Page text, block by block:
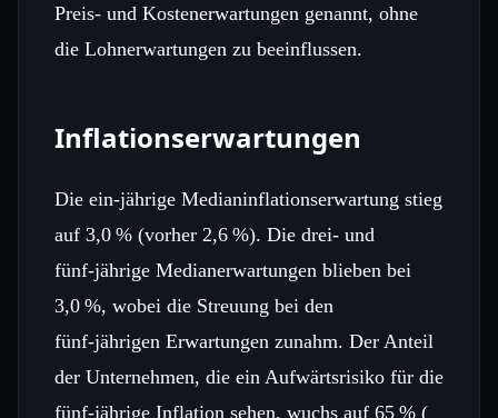
Preis‑ und Kostenerwartungen genannt, ohne
die Lohn­erwartungen zu beeinflussen.
Inflationserwartungen
Die ein‑jährige Medianinflationserwartung stieg
auf 3,0 % (vorher 2,6 %). Die drei‑ und
fünf‑jährige Medianerwartungen blieben bei
3,0 %, wobei die Streuung bei den
fünf‑jährigen Erwartungen zunahm. Der Anteil
der Unternehmen, die ein Aufwärtsrisiko für die
fünf‑jährige Inflation sehen, wuchs auf 65 % (